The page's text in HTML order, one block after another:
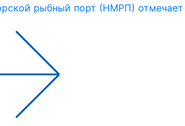
рыбный порт (НМРП) отмечает